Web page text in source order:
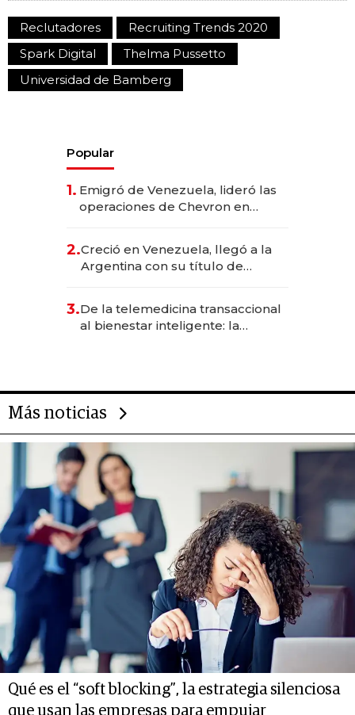
Reclutadores
Recruiting Trends 2020
Spark Digital
Thelma Pussetto
Universidad de Bamberg
Popular
1. Emigró de Venezuela, lideró las
operaciones de Chevron en
2.Creció en Venezuela, llegó a la
Argentina con su título de
las marcas "fast premium"
3.De la telemedicina transaccional
al bienestar inteligente: la
Más noticias
Qué es el “soft blocking”, la estrategia silenciosa
que usan las empresas para empujar